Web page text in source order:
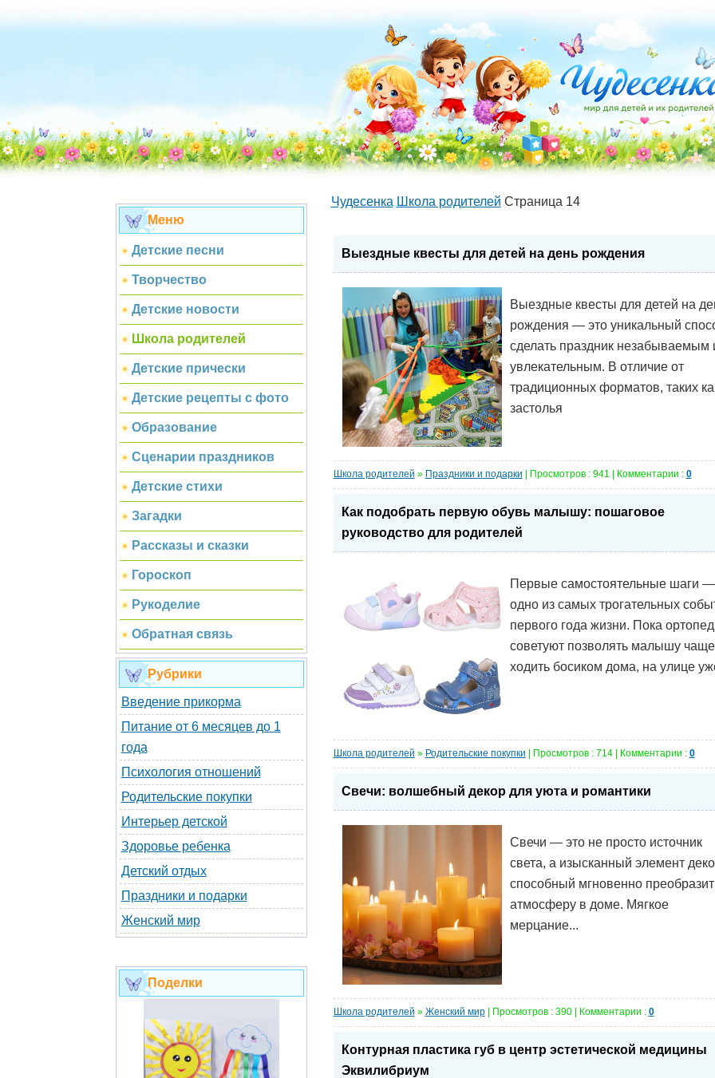
Меню
Детские песни
Творчество
Детские новости
Школа родителей
Детские прически
Детские рецепты с фото
Образование
Сценарии праздников
Детские стихи
Загадки
Рассказы и сказки
Гороскоп
Рукоделие
Обратная связь
Рубрики
Введение прикорма
Питание от 6 месяцев до 1
года
Психология отношений
Родительские покупки
Интерьер детской
Здоровье ребенка
Детский отдых
Праздники и подарки
Женский мир
Поделки
Чудесенка Школа родителей Страница 14
Выездные квесты для детей на день рождения
Выездные квесты для детей на
рождения — это уникальный
сделать праздник незабываемым
увлекательным. В отличие от
традиционных форматов, таких
застолья
Школа родителей » Праздники и подарки | Просмотров : 941 | Комментарии : 0
Как подобрать первую обувь малышу: пошаговое
руководство для родителей
Первые самостоятельные шаги —
одно из самых трогательных
первого года жизни. Пока
советуют позволять малышу чаще
ходить босиком дома, на улице
Школа родителей » Родительские покупки | Просмотров : 714 | Комментарии : 0
Свечи: волшебный декор для уюта и романтики
Свечи — это не просто источник
света, а изысканный элемент
способный мгновенно
атмосферу в доме. Мягкое
мерцание...
Школа родителей » Женский мир| Просмотров : 390 | Комментарии : 0
Контурная пластика губ в центр эстетической медицины
Эквилибриум